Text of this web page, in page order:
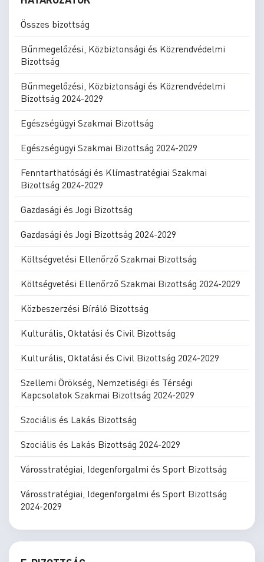
Összes bizottság
Bűnmegelőzési, Közbiztonsági és Közrendvédelmi
Bizottság
Bűnmegelőzési, Közbiztonsági és Közrendvédelmi
Bizottság 2024-2029
Egészségügyi Szakmai Bizottság
Egészségügyi Szakmai Bizottság 2024-2029
Fenntarthatósági és Klímastratégiai Szakmai
Bizottság 2024-2029
Gazdasági és Jogi Bizottság
Gazdasági és Jogi Bizottság 2024-2029
Költségvetési Ellenőrző Szakmai Bizottság
Költségvetési Ellenőrző Szakmai Bizottság 2024-2029
Közbeszerzési Bíráló Bizottság
Kulturális, Oktatási és Civil Bizottság
Kulturális, Oktatási és Civil Bizottság 2024-2029
Szellemi Örökség, Nemzetiségi és Térségi
Kapcsolatok Szakmai Bizottság 2024-2029
Szociális és Lakás Bizottság
Szociális és Lakás Bizottság 2024-2029
Városstratégiai, Idegenforgalmi és Sport Bizottság
Városstratégiai, Idegenforgalmi és Sport Bizottság
2024-2029